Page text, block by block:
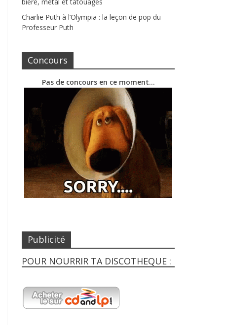
Charlie Puth à l’Olympia : la leçon de pop du
Professeur Puth
Concours
Pas de concours en ce moment…
Publicité
POUR NOURRIR TA DISCOTHEQUE :